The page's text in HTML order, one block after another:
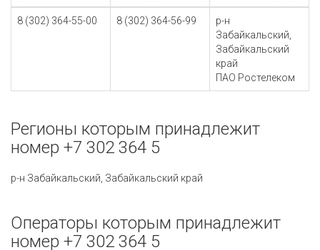
8 (302) 364-55-00 8 (302) 364-56-99
р-н
Забайкальский,
Забайкальский
край
ПАО Ростелеком
Регионы которым принадлежит
номер +7 302 364 5
р-н Забайкальский, Забайкальский край
Операторы которым принадлежит
номер +7 302 364 5